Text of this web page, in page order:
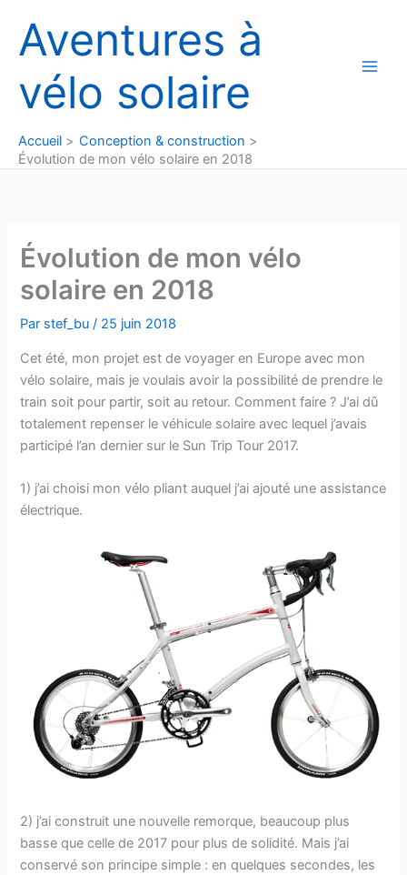
contenu
Aventures à
vélo solaire
Accueil
Conception & construction
Évolution de mon vélo solaire en 2018
Évolution de mon vélo
solaire en 2018
Par stef_bu/ 25 juin 2018
Cet été, mon projet est de voyager en Europe avec mon
vélo solaire, mais je voulais avoir la possibilité de prendre le
train soit pour partir, soit au retour. Comment faire ? J’ai dû
totalement repenser le véhicule solaire avec lequel j’avais
participé l’an dernier sur le Sun Trip Tour 2017.
1) j’ai choisi mon vélo pliant auquel j’ai ajouté une assistance
électrique.
2) j’ai construit une nouvelle remorque, beaucoup plus
basse que celle de 2017 pour plus de solidité. Mais j’ai
conservé son principe simple : en quelques secondes, les